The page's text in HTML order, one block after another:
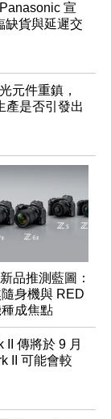
宣
缺貨與延遲交
元件重鎮，
產是否引發出
品推測藍圖：
身機與 RED
成焦點
II 傳將於 9 月
II 可能會較